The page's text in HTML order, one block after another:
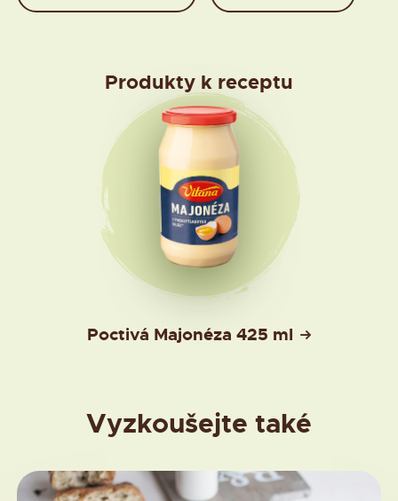
Produkty k receptu
Poctivá Majonéza 425 ml
Vyzkoušejte také